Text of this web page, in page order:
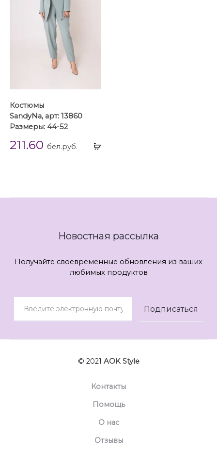
Выбрать
Костюмы
SandyNa, арт: 13860
Размеры: 44-52
211.60 бел.руб.
Новостная рассылка
Получайте своевременные обновления из ваших
любимых продуктов
© 2021 AOK Style
Контакты
Помощь
О нас
Отзывы